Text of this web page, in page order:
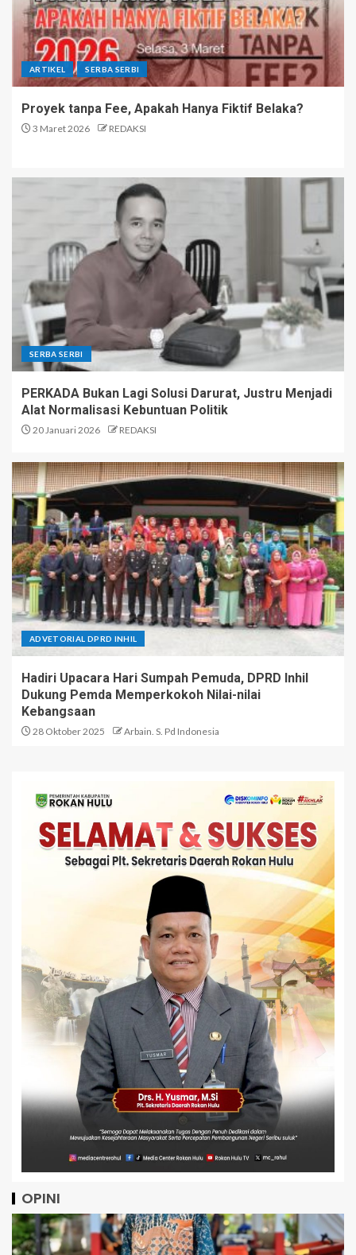
ARTIKEL SERBA SERBI
Proyek tanpa Fee, Apakah Hanya Fiktif Belaka?
3 Maret 2026 REDAKSI
SERBA SERBI
PERKADA Bukan Lagi Solusi Darurat, Justru Menjadi
Alat Normalisasi Kebuntuan Politik
20 Januari 2026 REDAKSI
ADVETORIAL DPRD INHIL
Hadiri Upacara Hari Sumpah Pemuda, DPRD Inhil
Dukung Pemda Memperkokoh Nilai-nilai
Kebangsaan
28 Oktober 2025 Arbain. S. Pd Indonesia
OPINI